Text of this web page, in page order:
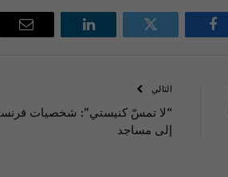
فيسبوك تويتر لينكدإن
التالي
“لا تمسّ كنيستي”: شخصيات
إلى مساجد